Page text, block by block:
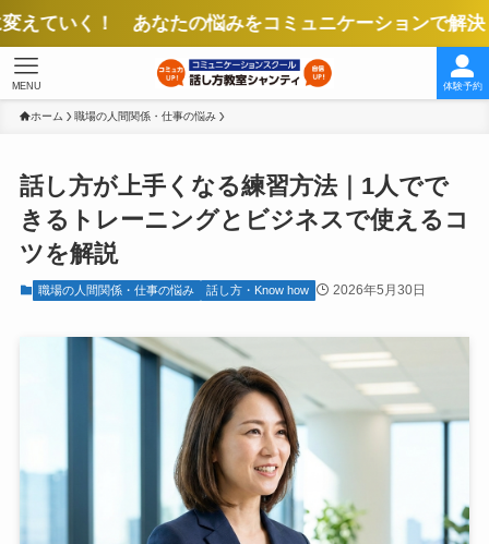
あなたの悩みをコミュニケーションで解決！ より良い
体験予約
MENU
ホーム 職場の人間関係・仕事の悩み
話し方が上手くなる練習方法｜1人でで
きるトレーニングとビジネスで使えるコ
ツを解説
職場の人間関係・仕事の悩み 話し方・Know how 2026年5月30日